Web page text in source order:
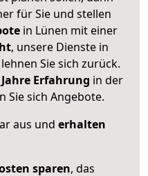
für Sie und stellen
in Lünen mit einer
, unsere Dienste in
Sie sich zurück.
Erfahrung in der
Sie sich Angebote.
aus und erhalten
sparen, das